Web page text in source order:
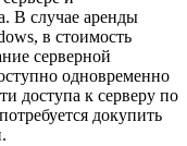
В случае аренды
в стоимость
серверной
одновременно
доступа к серверу по
докупить